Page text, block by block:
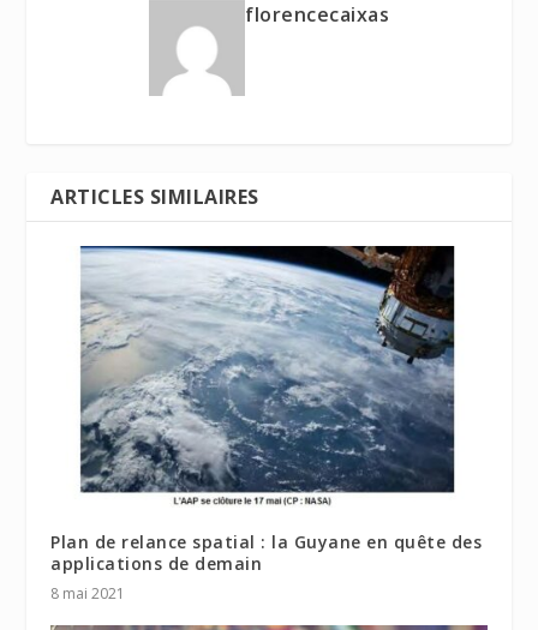
florencecaixas
ARTICLES SIMILAIRES
Plan de relance spatial : la Guyane en quête des
applications de demain
8 mai 2021